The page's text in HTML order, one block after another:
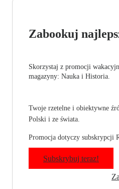
Zabookuj
Skorzystaj z promocji
magazyny: Nauka i Historia.
Twoje rzetelne i obiektywne
Polski i ze świata.
Promocja dotyczy subskrypcji
Subskrybuj teraz!